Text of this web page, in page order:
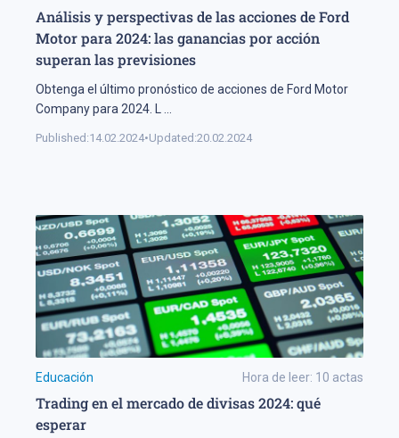
Análisis y perspectivas de las acciones de Ford
Motor para 2024: las ganancias por acción
superan las previsiones
Obtenga el último pronóstico de acciones de Ford Motor
Company para 2024. L
Published:14.02.2024•Updated:20.02.2024
Educación Hora de leer: 10 actas
Trading en el mercado de divisas 2024: qué
esperar